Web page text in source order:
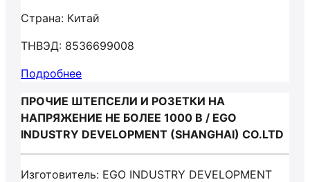
Страна: Китай
ТНВЭД: 8536699008
Подробнее
ПРОЧИЕ ШТЕПСЕЛИ И РОЗЕТКИ НА
НАПРЯЖЕНИЕ НЕ БОЛЕЕ 1000 В / EGO
INDUSTRY DEVELOPMENT (SHANGHAI) CO.LTD
Изготовитель: EGO INDUSTRY DEVELOPMENT